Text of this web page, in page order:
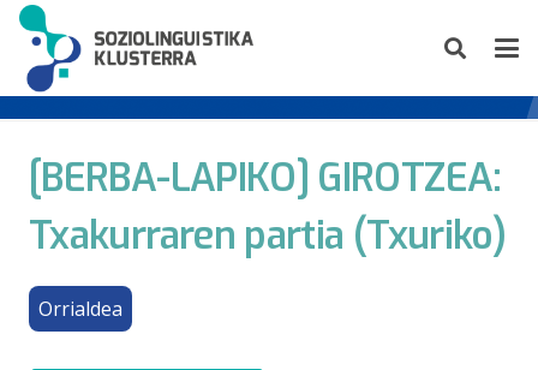
[BERBA-LAPIKO] GIROTZEA:
Txakurraren partia (Txuriko)
Orrialdea